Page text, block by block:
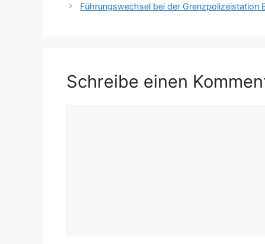
Führungswechsel bei der Grenzpolizeistation
Schreibe einen